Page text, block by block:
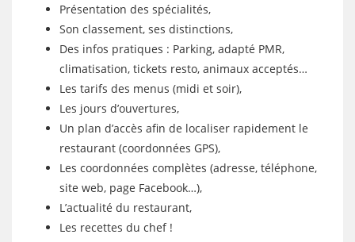
Présentation des spécialités,
Son classement, ses distinctions,
Des infos pratiques : Parking, adapté PMR,
climatisation, tickets resto, animaux acceptés…
Les tarifs des menus (midi et soir),
Les jours d’ouvertures,
Un plan d’accès afin de localiser rapidement le
restaurant (coordonnées GPS),
Les coordonnées complètes (adresse, téléphone,
site web, page Facebook…),
L’actualité du restaurant,
Les recettes du chef !